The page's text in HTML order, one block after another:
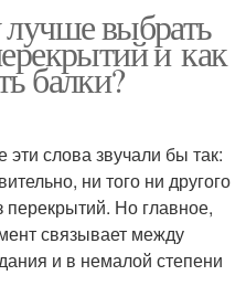
выбрать
и как
балки?
слова звучали бы так:
ни того ни другого
Но главное,
связывает между
и в немалой степени